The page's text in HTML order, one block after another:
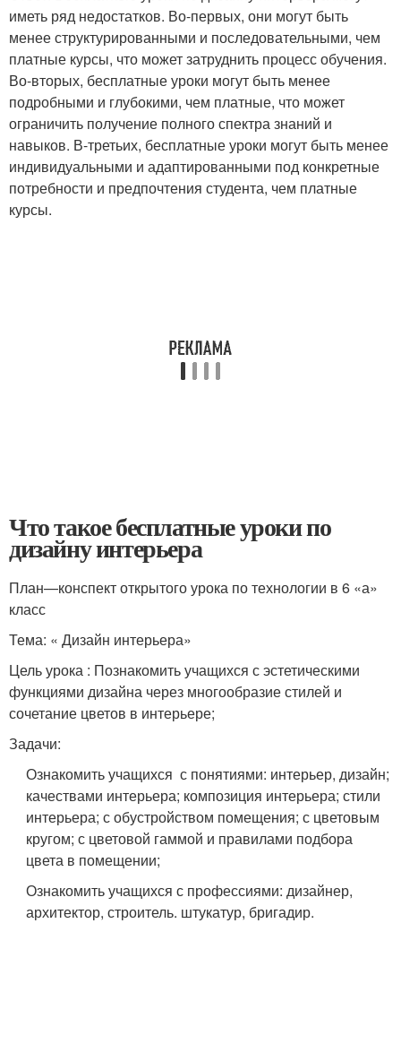
иметь ряд недостатков. Во-первых, они могут быть
менее структурированными и последовательными, чем
платные курсы, что может затруднить процесс обучения.
Во-вторых, бесплатные уроки могут быть менее
подробными и глубокими, чем платные, что может
ограничить получение полного спектра знаний и
навыков. В-третьих, бесплатные уроки могут быть менее
индивидуальными и адаптированными под конкретные
потребности и предпочтения студента, чем платные
курсы.
Что такое бесплатные уроки по
дизайну интерьера
План—конспект открытого урока по технологии в 6 «а»
класс
Тема: « Дизайн интерьера»
Цель урока : Познакомить учащихся с эстетическими
функциями дизайна через многообразие стилей и
сочетание цветов в интерьере;
Задачи:
Ознакомить учащихся с понятиями: интерьер, дизайн;
качествами интерьера; композиция интерьера; стили
интерьера; с обустройством помещения; с цветовым
кругом; с цветовой гаммой и правилами подбора
цвета в помещении;
Ознакомить учащихся с профессиями: дизайнер,
архитектор, строитель. штукатур, бригадир.